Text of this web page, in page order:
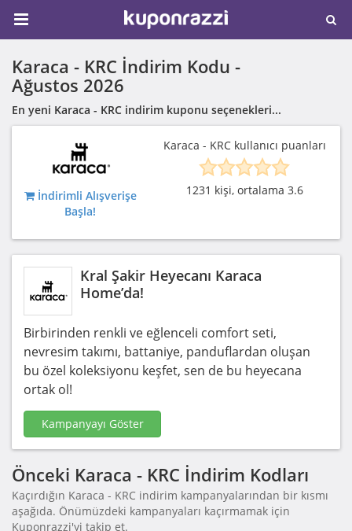
Karaca - KRC İndirim Kodu -
Ağustos 2026
En yeni Karaca - KRC indirim kuponu seçenekleri...
İndirimli Alışverişe
Başla!
Karaca - KRC kullanıcı puanları
1231 kişi, ortalama 3.6
Kral Şakir Heyecanı Karaca
Home’da!
Birbirinden renkli ve eğlenceli comfort seti,
nevresim takımı, battaniye, panduflardan oluşan
bu özel koleksiyonu keşfet, sen de bu heyecana
ortak ol!
Kampanyayı Göster
Önceki Karaca - KRC İndirim Kodları
Kaçırdığın Karaca - KRC indirim kampanyalarından bir kısmı
aşağıda. Önümüzdeki kampanyaları kaçırmamak için
Kuponrazzi'yi takip et.